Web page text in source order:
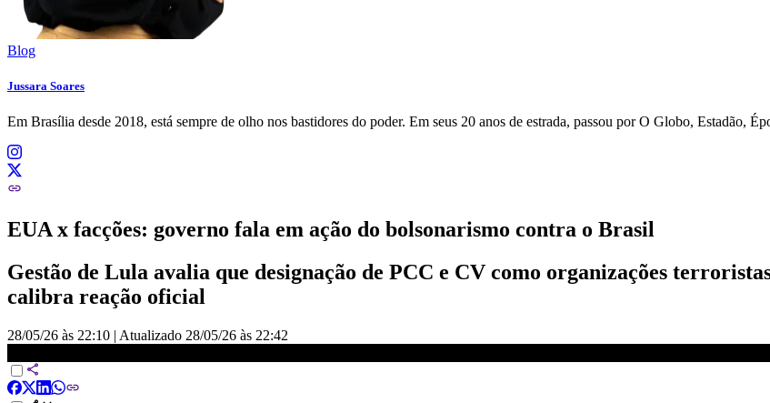
Blog
Jussara Soares
Em Brasília desde 2018, está sempre de olho nos bastidores do poder. Em seus 20 anos de estrada, passou por O Globo, Estadão,
EUA x facções: governo fala em ação do bolsonarismo contra o Brasil
Gestão de Lula avalia que designação de PCC e CV como organizações
calibra reação oficial
28/05/26 às 22:10 | Atualizado 28/05/26 às 22:42